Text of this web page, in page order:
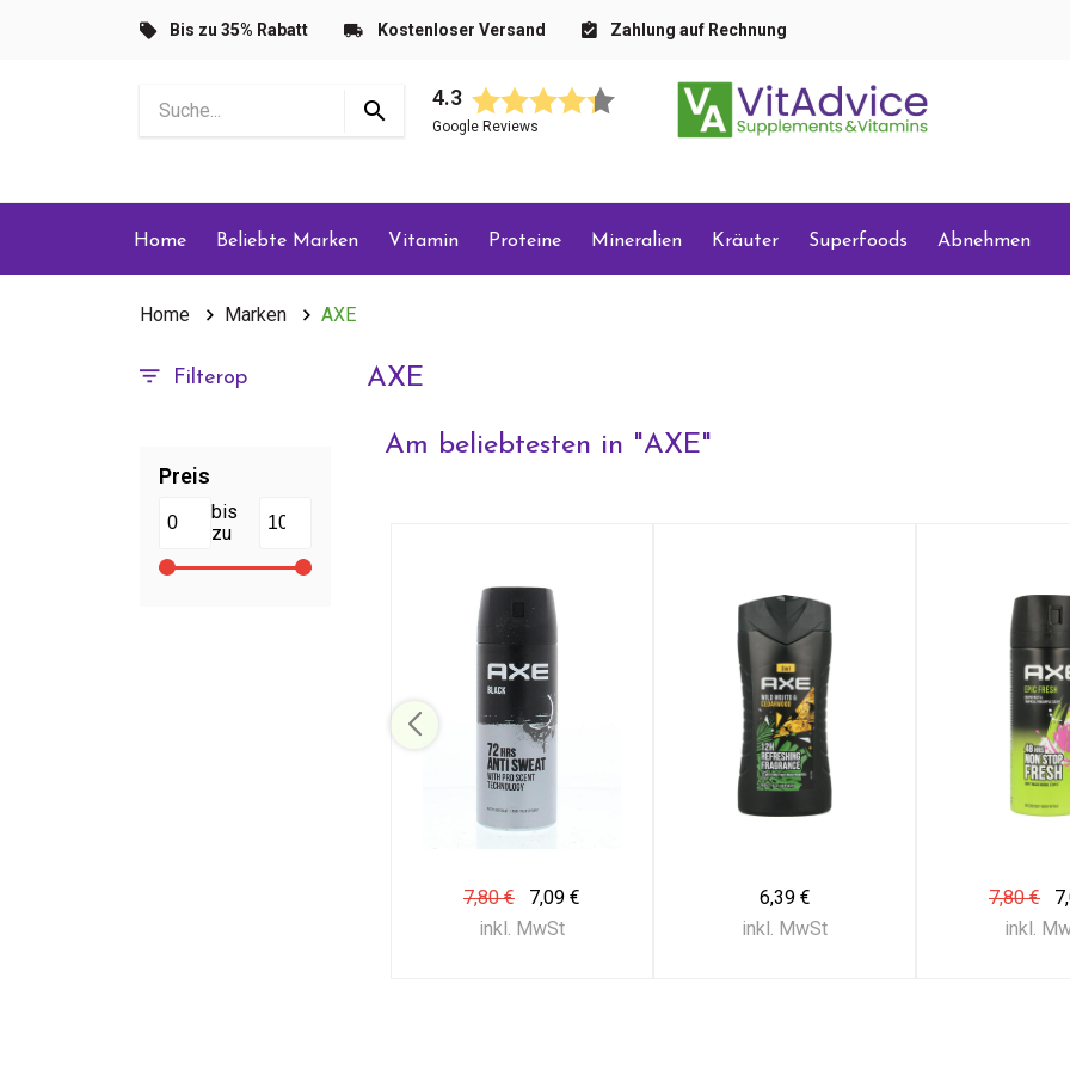
Bis zu 35% Rabatt Kostenloser Versand Zahlung auf Rechnung
4.3
Google Reviews
Home Beliebte Marken Vitamin Proteine Mineralien Kräuter Superfoods Abnehmen
Home Marken AXE
Filterop
Preis
bis
zu
AXE
Am beliebtesten in "AXE"
7,80 €
7,09 €
inkl. MwSt
6,39 €
inkl. MwSt
7,80 €
inkl.